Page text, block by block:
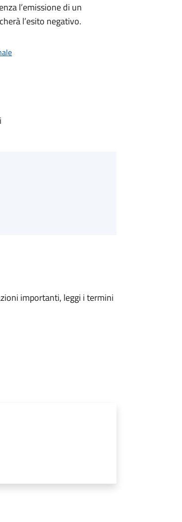
l’emissione di un
l’esito negativo.
importanti, leggi i termini